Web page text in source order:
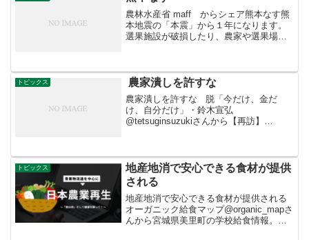
農林水産省 maff からシェア熊本なす熊
本地震の「本震」から１年になります。
選果施設が破損したり、農家や選果場の
であり、「肥後ので...
トピックス 農家潰しを許すな
農家潰しを許すな 脱「今だけ、金だ
け、自分だけ」・鈴木宣弘
@tetsuginsuzukiさんから【再訪】
直そう。加計学園と同じ手口は農業です
でに行われ、...
トピックス
地産地消で安心できる食材が提供
される
地産地消で安心できる食材が提供される
オーガニック給食マップ@organic_mapさ
んから宮城県美里町の学校給食情報。美